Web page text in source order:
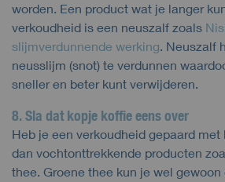
worden. Een product wat je langer
verkoudheid is een neuszalf zoals
slijmverdunnende werking. Neuszalf
neusslijm (snot) te verdunnen
sneller en beter kunt verwijderen.
8. Sla dat kopje koffie eens over
Heb je een verkoudheid gepaard
dan vochtonttrekkende producten
thee. Groene thee kun je wel